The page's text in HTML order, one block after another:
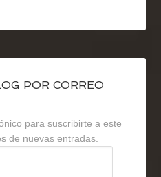
POR CORREO
para suscribirte a este
de nuevas entradas.